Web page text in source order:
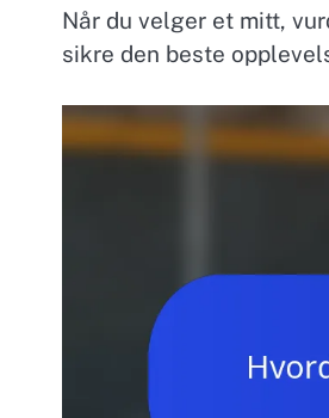
Når du velger et mitt,
sikre den beste